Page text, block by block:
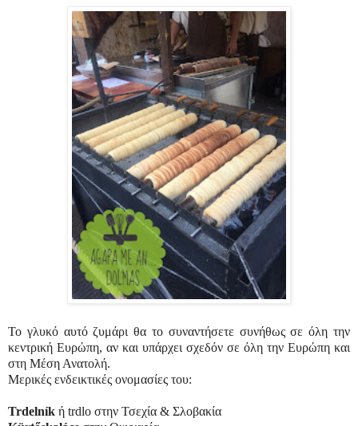
Το γλυκό αυτό ζυμάρι θα το συναντήσετε συνήθως σε όλη την
κεντρική Eυρώπη, αν και υπάρχει σχεδόν σε όλη την Ευρώπη και
στη Μέση Ανατολή.
Μερικές ενδεικτικές ονομασίες του:
Trdelník ή trdlo στην Τσεχία & Σλοβακία